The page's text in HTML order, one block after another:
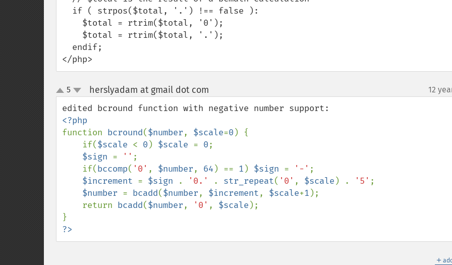
</php>
up
down
5 herslyadam at gmail dot com 12
function bcround($number, $scale=0 ) {
    if(
$scale < 0 ) $scale = 0;
$sign = '' ;
    if(
bccomp( '0' , $number, 64 ) == 1 ) $sign = '-' ;
$increment = $sign . '0.' . str_repeat( '0' , $scale ) . '5' ;
$number = bcadd($number, $increment, $scale+1 );
    return
bcadd($number, '0' , $scale );
?>
＋